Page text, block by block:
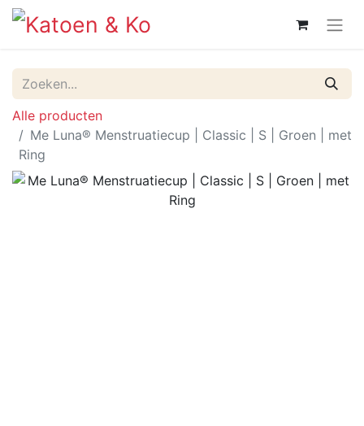
Alle producten
Me Luna® Menstruatiecup | Classic | S | Groen | met
Ring